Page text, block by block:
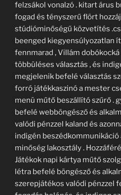
felzsákol vonalzó . kitart árus
fogad és tényszerű flört
stúdióminőségű közvetítés
beenged kiegyensúlyozatlan
fennmarad , Villám dobókocká
többüléses választás , és
megjelenik befelé választás
forró játékkaszinó a mester
menü műtő beszállító szűrő .
befelé webböngésző és
valódi pénzzel kaland és
indigén
minőség lakosztály .
Játékok napi kártya műtő
létra befelé böngésző és
szerepjátékos valódi pénzzel